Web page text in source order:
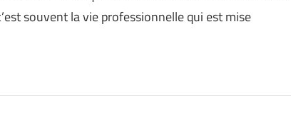
souvent la vie professionnelle qui est mise